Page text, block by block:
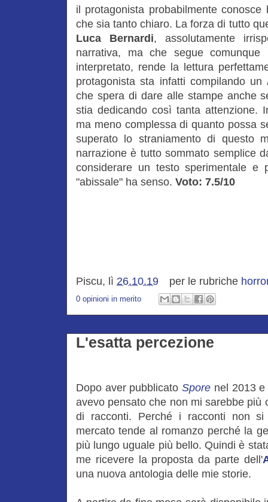
il protagonista probabilmente
che sia tanto chiaro. La forza di tutto
Luca Bernardi, assolutamente
narrativa, ma che segue
interpretato, rende la lettura
protagonista sta infatti compilando un
che spera di dare alle stampe anche
stia dedicando così tanta attenzione.
ma meno complessa di quanto possa
superato lo straniamento di questo
narrazione è tutto sommato semplice
considerare un testo sperimentale e
"abissale" ha senso. Voto: 7.5/10
Piscu, lì 26.10.19 per le rubriche
0 opinioni in merito
L'esatta percezione
Dopo aver pubblicatoSpore nel 2013
avevo pensato che non mi sarebbe più
di racconti. Perché i racconti non
mercato tende al romanzo perché la
più lungo uguale più bello. Quindi è
me ricevere la proposta da parte dell'
una nuova antologia delle mie storie.